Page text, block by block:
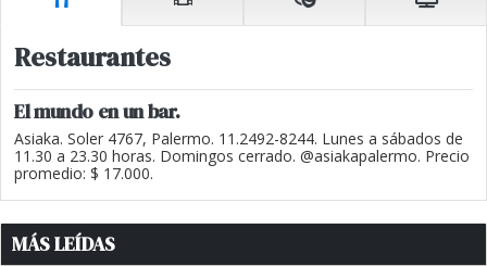
Restaurantes
El mundo en un bar.
Asiaka. Soler 4767, Palermo. 11.2492-8244. Lunes a sábados de
11.30 a 23.30 horas. Domingos cerrado. @asiakapalermo. Precio
promedio: $ 17.000.
MÁS LEÍDAS